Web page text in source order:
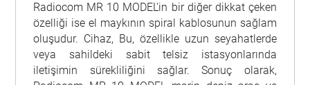
Radiocom MR 10 MODEL'in bir diğer dikkat çeken
özelliği ise el maykının spiral kablosunun sağlam
oluşudur. Cihaz, Bu, özellikle uzun seyahatlerde
veya sahildeki sabit telsiz istasyonlarında
iletişimin sürekliliğini sağlar. Sonuç olarak,